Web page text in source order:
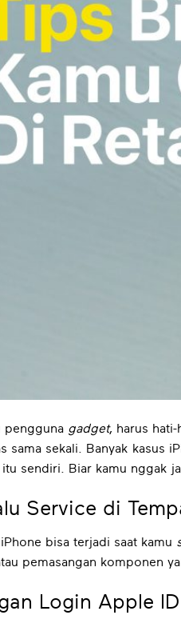
pengguna gadget, harus
sama sekali. Banyak kasus
sendiri. Biar kamu nggak
Service di
bisa terjadi saat kamu
pemasangan komponen
Login Apple